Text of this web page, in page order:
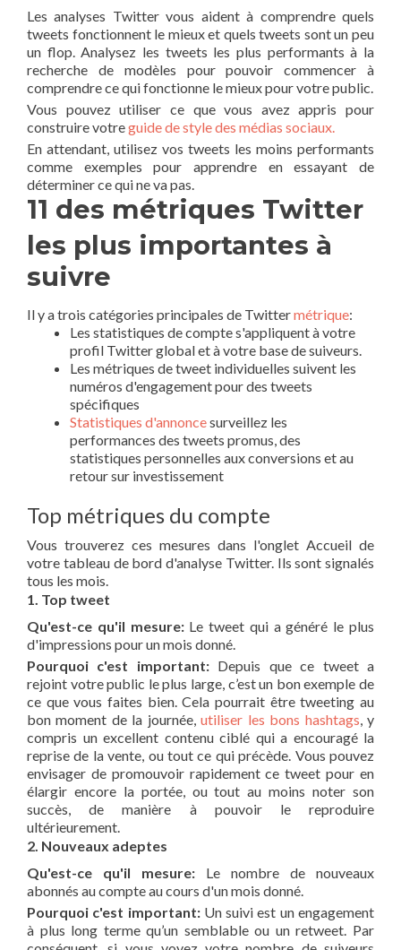
Les analyses Twitter vous aident à comprendre quels
tweets fonctionnent le mieux et quels tweets sont un peu
un flop. Analysez les tweets les plus performants à la
recherche de modèles pour pouvoir commencer à
comprendre ce qui fonctionne le mieux pour votre public.
Vous pouvez utiliser ce que vous avez appris pour
construire votreguide de style des médias sociaux.
En attendant, utilisez vos tweets les moins performants
comme exemples pour apprendre en essayant de
déterminer ce qui ne va pas.
11 des métriques Twitter
les plus importantes à
suivre
Il y a trois catégories principales de Twittermétrique:
Les statistiques de compte s'appliquent à votre
profil Twitter global et à votre base de suiveurs.
Les métriques de tweet individuelles suivent les
numéros d'engagement pour des tweets
spécifiques
Statistiques d'annoncesurveillez les
performances des tweets promus, des
statistiques personnelles aux conversions et au
retour sur investissement
Top métriques du compte
Vous trouverez ces mesures dans l'onglet Accueil de
votre tableau de bord d'analyse Twitter. Ils sont signalés
tous les mois.
1. Top tweet
Qu'est-ce qu'il mesure:Le tweet qui a généré le plus
d'impressions pour un mois donné.
Pourquoi c'est important:Depuis que ce tweet a
rejoint votre public le plus large, c’est un bon exemple de
ce que vous faites bien. Cela pourrait être tweeting au
bon moment de la journée,utiliser les bons hashtags , y
compris un excellent contenu ciblé qui a encouragé la
reprise de la vente, ou tout ce qui précède. Vous pouvez
envisager de promouvoir rapidement ce tweet pour en
élargir encore la portée, ou tout au moins noter son
succès, de manière à pouvoir le reproduire
ultérieurement.
2. Nouveaux adeptes
Qu'est-ce qu'il mesure: Le nombre de nouveaux
abonnés au compte au cours d'un mois donné.
Pourquoi c'est important:Un suivi est un engagement
à plus long terme qu’un semblable ou un retweet. Par